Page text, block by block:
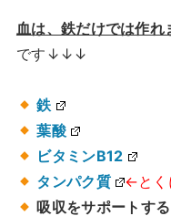
血は、鉄だけでは作れ
です↓↓↓
鉄
葉酸
ビタミンB12
タンパク質
←とく
吸収をサポートする